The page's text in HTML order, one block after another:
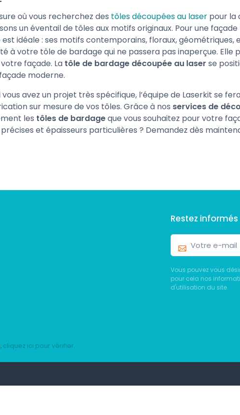
où vous recherchez des tôles découpées au laserpour la
un éventail de tôles aux motifs originaux. Pour une
est idéale : ses motifs contemporains, floraux,
à votre tôle de bardage qui ne passera pas inaperçue. Elle
façade. La tôle de bardage découpée au laser se
moderne.
vous avez un projet très spécifique, l’équipe de Laserkit se
sur mesure de vos tôles. Grâce à nos services de
les tôles de bardageque vous souhaitez pour votre
et épaisseurs particulières ? Demandez dès
cliquez ici pour vérifier.
Restez informés
Vous pouvez vous
pour cela nos
d'utilisation du site.